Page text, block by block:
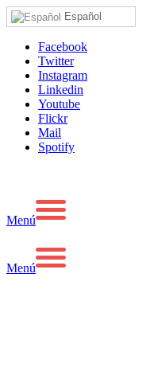
Español
Facebook
Twitter
Instagram
Linkedin
Youtube
Flickr
Mail
Spotify
Menú
Menú